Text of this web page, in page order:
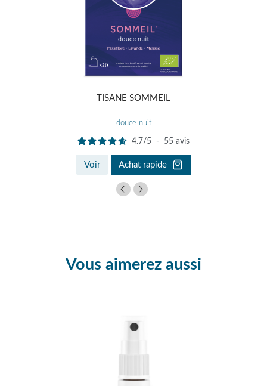
TISANE SOMMEIL
douce nuit
4.7/5 - 55 avis
Voir Achat rapide
Vous aimerez aussi